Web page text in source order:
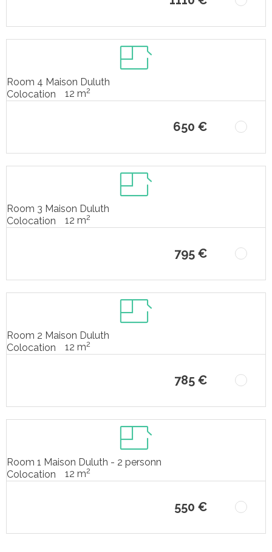
Room 4 Maison Duluth
Colocation
12 m2
650 €
Room 3 Maison Duluth
Colocation
12 m2
795 €
Room 2 Maison Duluth
Colocation
12 m2
785 €
Room 1 Maison Duluth - 2 personn
Colocation
12 m2
550 €